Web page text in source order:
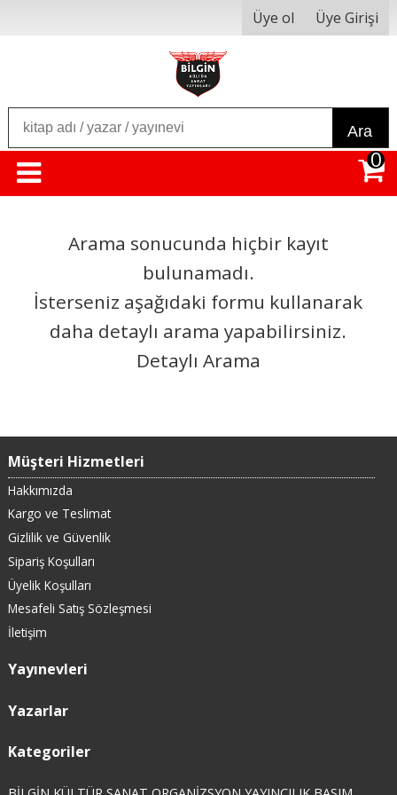
Üye ol Üye Girişi
Ara
0
Arama sonucunda hiçbir kayıt
bulunamadı.
İsterseniz aşağıdaki formu kullanarak
daha detaylı arama yapabilirsiniz.
Detaylı Arama
Müşteri Hizmetleri
Hakkımızda
Kargo ve Teslimat
Gizlilik ve Güvenlik
Sipariş Koşulları
Üyelik Koşulları
Mesafeli Satış Sözleşmesi
İletişim
Yayınevleri
Yazarlar
Kategoriler